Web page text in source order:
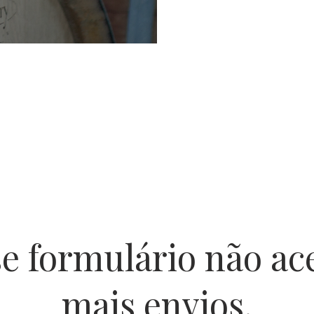
formulário não
mais envios.